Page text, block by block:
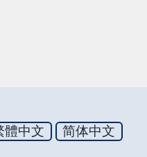
體中文 简体中文